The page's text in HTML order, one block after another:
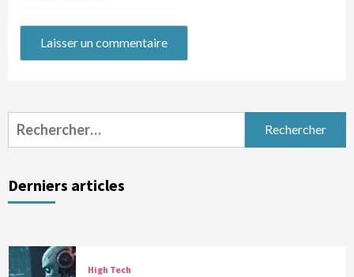
Rechercher :
Derniers articles
High Tech